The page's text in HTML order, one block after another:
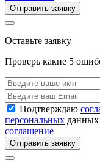
Отправить заявку
Оставьте заявку
Проверь какие 5
Подтверждаю
персональных
соглашение
Отправить заявку